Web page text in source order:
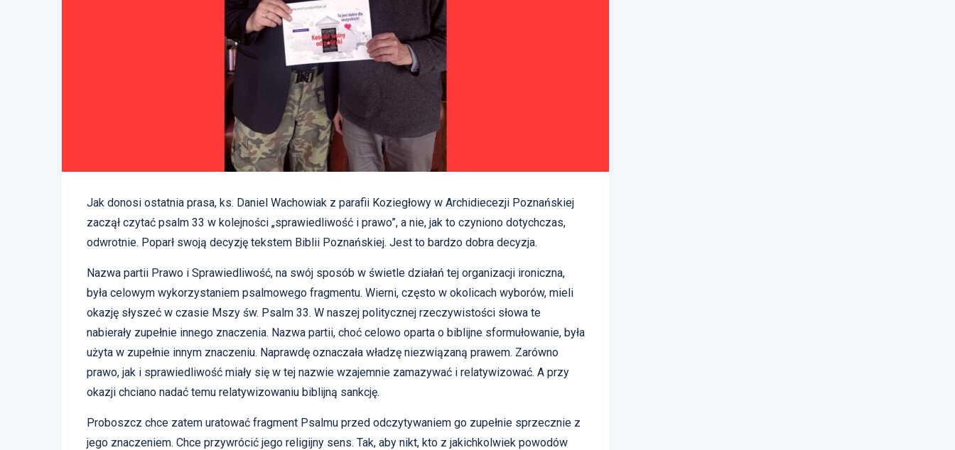
Jak donosi ostatnia prasa, ks. Daniel Wachowiak z parafii Koziegłowy w Archidiecezji Poznańskiej
zaczął czytać psalm 33 w kolejności „sprawiedliwość i prawo”, a nie, jak to czyniono dotychczas,
odwrotnie. Poparł swoją decyzję tekstem Biblii Poznańskiej. Jest to bardzo dobra decyzja.
Nazwa partii Prawo i Sprawiedliwość, na swój sposób w świetle działań tej organizacji ironiczna,
była celowym wykorzystaniem psalmowego fragmentu. Wierni, często w okolicach wyborów, mieli
okazję słyszeć w czasie Mszy św. Psalm 33. W naszej politycznej rzeczywistości słowa te
nabierały zupełnie innego znaczenia. Nazwa partii, choć celowo oparta o biblijne sformułowanie, była
użyta w zupełnie innym znaczeniu. Naprawdę oznaczała władzę niezwiązaną prawem. Zarówno
prawo, jak i sprawiedliwość miały się w tej nazwie wzajemnie zamazywać i relatywizować. A przy
okazji chciano nadać temu relatywizowaniu biblijną sankcję.
Proboszcz chce zatem uratować fragment Psalmu przed odczytywaniem go zupełnie sprzecznie z
jego znaczeniem. Chce przywrócić jego religijny sens. Tak, aby nikt, kto z jakichkolwiek powodów